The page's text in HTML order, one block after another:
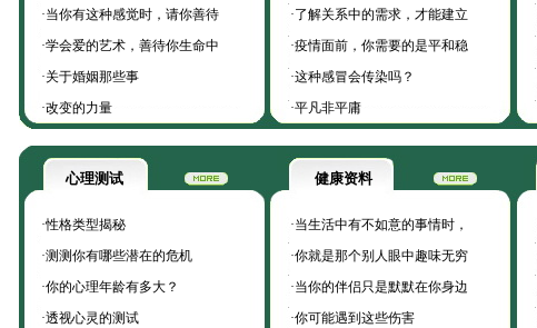
·当你有这种感觉时，请你善待
·学会爱的艺术，善待你生命中
·关于婚姻那些事
·改变的力量
·了解关系中的需求，才能建立
·疫情面前，你需要的是平和稳
·这种感冒会传染吗？
·平凡非平庸
心理测试
·性格类型揭秘
·测测你有哪些潜在的危机
·你的心理年龄有多大？
·透视心灵的测试
健康资料
·当生活中有不如意的事情时，
·你就是那个别人眼中趣味无穷
·当你的伴侣只是默默在你身边
·你可能遇到这些伤害